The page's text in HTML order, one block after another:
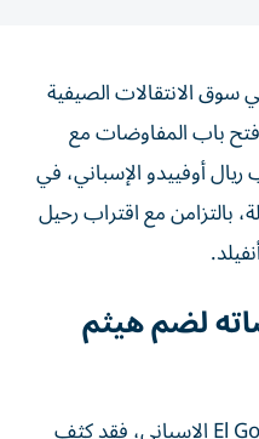
فتح باب المفاوضات مع
أوفييدو الإسباني، في
بالتزامن مع اقتراب رحيل
لضم هيثم